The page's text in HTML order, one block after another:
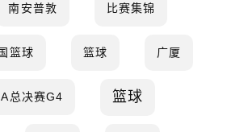
南安普敦 比赛集锦
篮球 篮球 广厦
总决赛G4 篮球